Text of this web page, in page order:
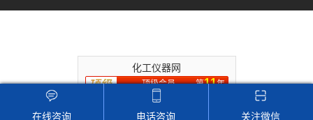
在线咨询 电话咨询 关注微信
化工仪器网
顶级会员 第11年
推荐收藏该企业网站